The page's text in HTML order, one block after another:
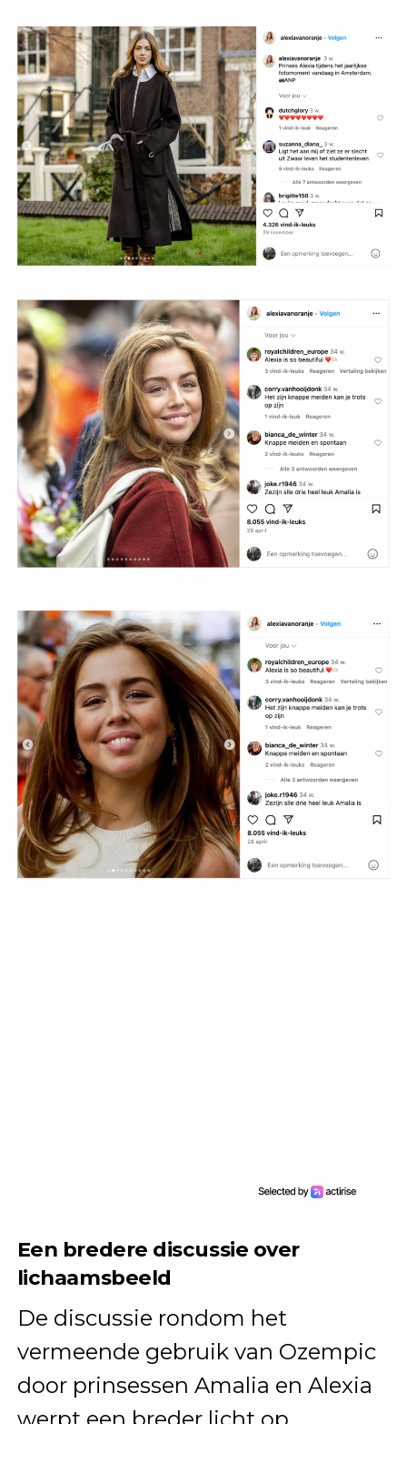
Een bredere discussie over
lichaamsbeeld
De discussie rondom het
vermeende gebruik van Ozempic
door prinsessen Amalia en Alexia
werpt een breder licht op